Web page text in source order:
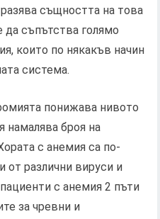
същността на това
съпътства голямо
които по някакъв начин
система.
понижава нивото
намалява броя на
с анемия са по-
от различни вируси и
с анемия 2 пъти
за чревни и